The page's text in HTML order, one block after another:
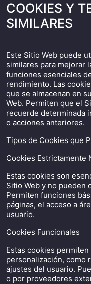
COOKIES Y
SIMILARES
Este Sitio Web puede
similares para mejorar
funciones esenciales
rendimiento. Las
que se almacenan en
Web. Permiten que el
recuerde determinada
o acciones anteriores.
Tipos de Cookies que
Cookies Estrictamente
Estas cookies son
Sitio Web y no pueden
Permiten funciones
páginas, el acceso a
usuario.
Cookies Funcionales
Estas cookies
personalización, como
ajustes del usuario.
o por proveedores